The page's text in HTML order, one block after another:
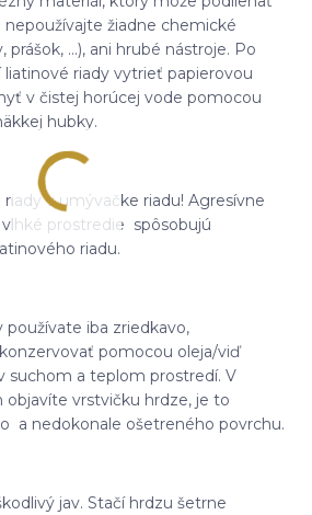
nepoužívajte žiadne chemické
...), ani hrubé nástroje. Po
riady vytrieť papierovou
v čistej horúcej vode pomocou
hubky.
v umývačke riadu! Agresívne
prostredie spôsobujú
riadu.
používate iba zriedkavo,
pomocou oleja/viď
suchom a teplom prostredí. V
objavíte vrstvičku hrdze, je to
a nedokonale ošetreného povrchu.
jav. Stačí hrdzu šetrne